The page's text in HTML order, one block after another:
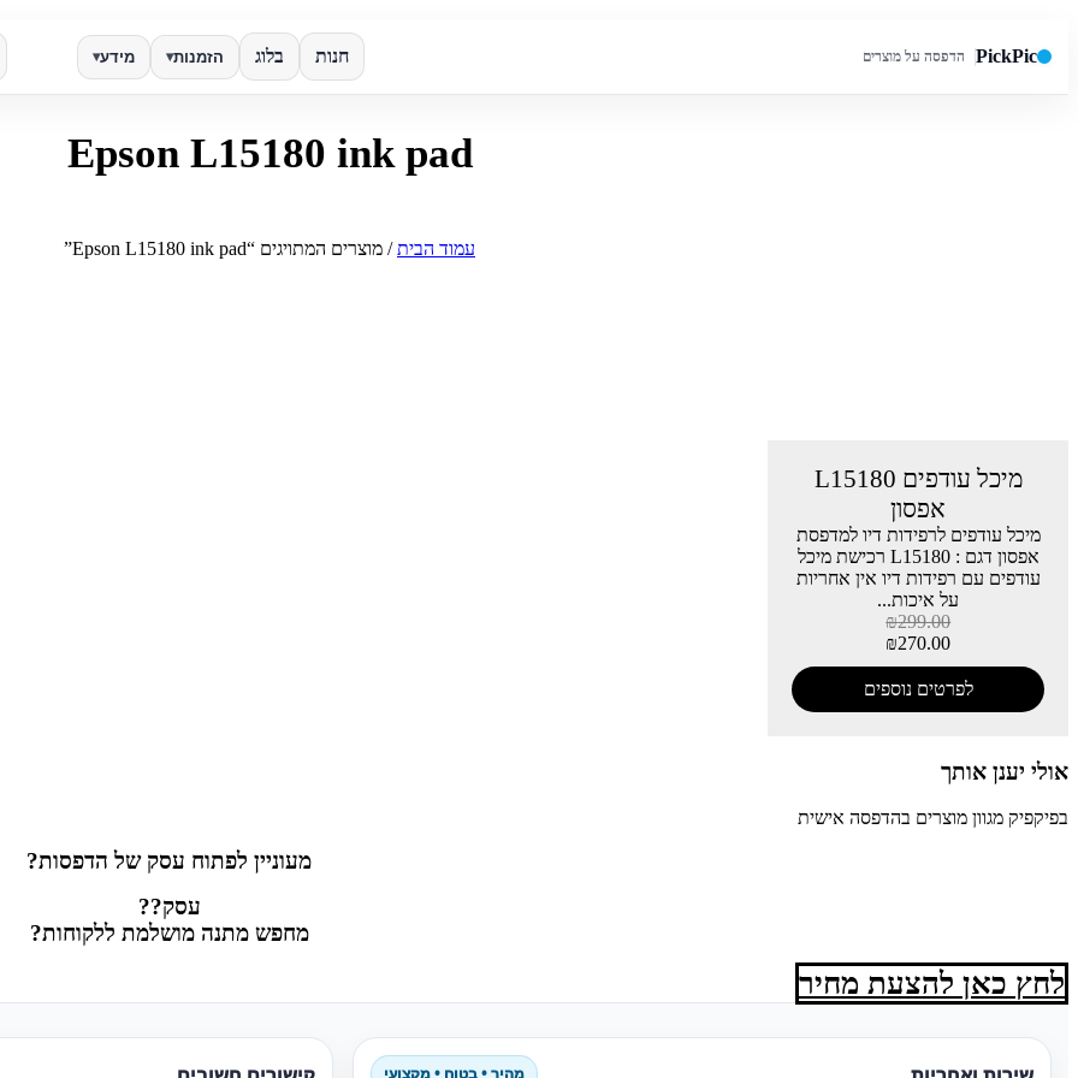
PickPic הדפסה על מוצרים חנות בלוג הזמנות▾ מידע▾
Epson L15180 ink pad
עמוד הבית/ מוצרים המתויגים “Epson L15180 ink pad”
מיכל עודפים L15180
אפסון
מיכל עודפים לרפידות דיו למדפסת
אפסון דגם : L15180 רכישת מיכל
עודפים עם רפידות דיו אין אחריות
על איכות...
₪299.00
₪270.00
לפרטים נוספים
אולי יענן אותך
בפיקפיק מגוון מוצרים בהדפסה אישית
מעוניין לפתוח עסק של הדפסות?
עסק??
מחפש מתנה מושלמת ללקוחות?
לחץ כאן להצעת מחיר
מהיר • בטוח • מקצועי